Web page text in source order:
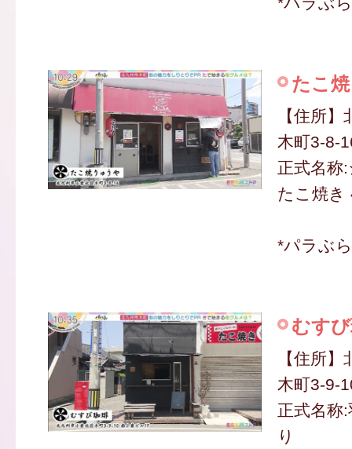
たこ
【住所
木町3-8-
正式名称
たこ焼き
*パラぶ
むす
【住所
木町3-9-
正式名称
り